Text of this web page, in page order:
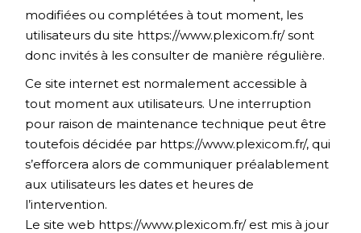
modifiées ou complétées à tout moment, les
utilisateurs du site https://www.plexicom.fr/sont
donc invités à les consulter de manière régulière.
Ce site internet est normalement accessible à
tout moment aux utilisateurs. Une interruption
pour raison de maintenance technique peut être
toutefois décidée par https://www.plexicom.fr/, qui
s’efforcera alors de communiquer préalablement
aux utilisateurs les dates et heures de
l’intervention.
Le site web https://www.plexicom.fr/est mis à jour